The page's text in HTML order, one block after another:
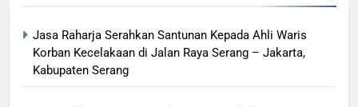
Jasa Raharja Serahkan Santunan Kepada Ahli Waris
Korban Kecelakaan di Jalan Raya Serang – Jakarta,
Kabupaten Serang